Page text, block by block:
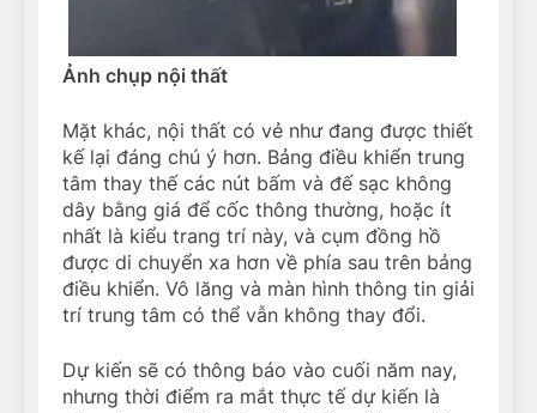
Ảnh chụp nội thất
Mặt khác, nội thất có vẻ như đang được thiết
kế lại đáng chú ý hơn. Bảng điều khiển trung
tâm thay thế các nút bấm và đế sạc không
dây bằng giá để cốc thông thường, hoặc ít
nhất là kiểu trang trí này, và cụm đồng hồ
được di chuyển xa hơn về phía sau trên bảng
điều khiển. Vô lăng và màn hình thông tin giải
trí trung tâm có thể vẫn không thay đổi.
Dự kiến ​​sẽ có thông báo vào cuối năm nay,
nhưng thời điểm ra mắt thực tế dự kiến ​​là